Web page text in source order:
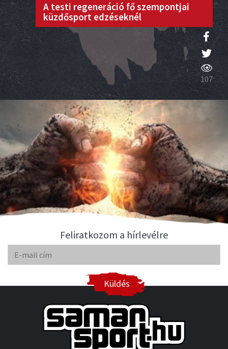
A testi regeneráció fő szempontjai
küzdősport edzéseknél
107
Feliratkozom a hírlevélre
Küldés